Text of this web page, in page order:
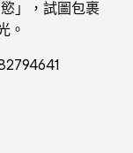
」，試圖包裹
。